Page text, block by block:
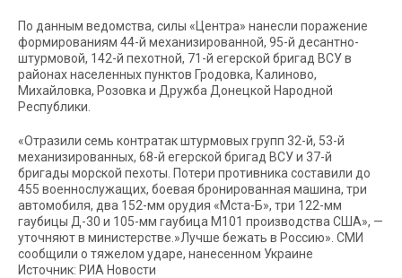
По данным ведомства, силы «Центра» нанесли поражение
формированиям 44-й механизированной, 95-й десантно-
штурмовой, 142-й пехотной, 71-й егерской бригад ВСУ в
районах населенных пунктов Гродовка, Калиново,
Михайловка, Розовка и Дружба Донецкой Народной
Республики.
«Отразили семь контратак штурмовых групп 32-й, 53-й
механизированных, 68-й егерской бригад ВСУ и 37-й
бригады морской пехоты. Потери противника составили до
455 военнослужащих, боевая бронированная машина, три
автомобиля, два 152-мм орудия «Мста-Б», три 122-мм
гаубицы Д-30 и 105-мм гаубица М101 производства США», —
уточняют в министерстве.»Лучше бежать в Россию». СМИ
сообщили о тяжелом ударе, нанесенном Украине
Источник: РИА Новости